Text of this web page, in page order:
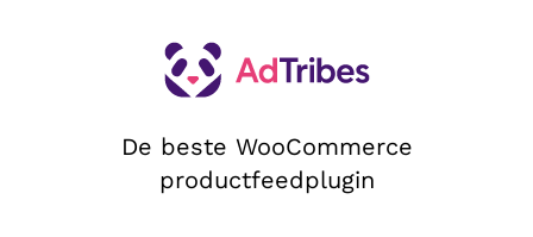
De beste WooCommerce
productfeedplugin